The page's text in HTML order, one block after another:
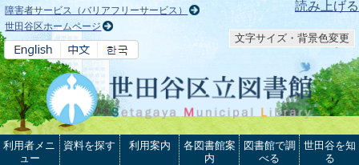
本文へ 読み上げる
障害者サービス（バリアフリーサービス）
世田谷区ホームページ
文字サイズ・背景色変更
利用者メニ
ュー
資料を探す 利用案内
各図書館案
内
図書館で調
べる
世田谷を知
る